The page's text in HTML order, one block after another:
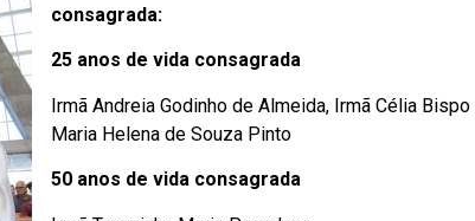
consagrada:
25 anos de vida consagrada
Irmã Andreia Godinho de Almeida, Irmã Célia
Maria Helena de Souza Pinto
50 anos de vida consagrada